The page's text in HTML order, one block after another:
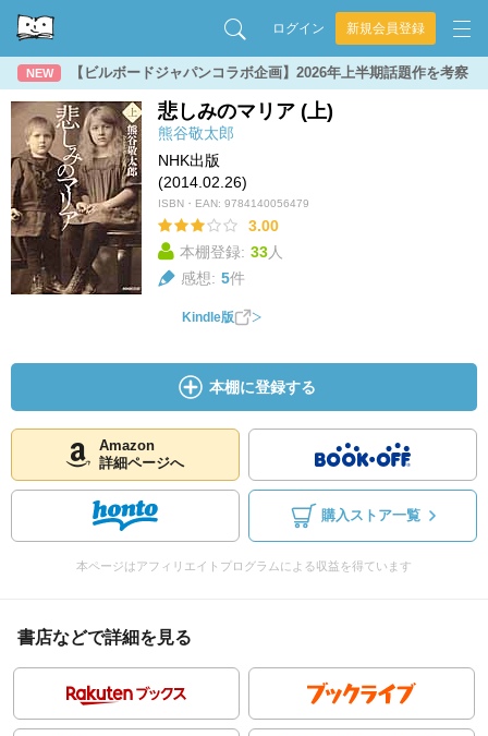
ログイン 新規会員登録
NEW 【ビルボードジャパンコラボ企画】2026年上半期話題作を考察
悲しみのマリア (上)
熊谷敬太郎
NHK出版
(2014.02.26)
ISBN・EAN: 9784140056479
3.00
本棚登録: 33人
感想: 5件
Kindle版
本棚に登録する
Amazon
詳細ページへ
購入ストア一覧
本ページはアフィリエイトプログラムによる収益を得ています
書店などで詳細を見る